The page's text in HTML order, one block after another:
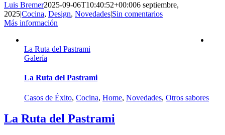
Luis Bremer2025-09-06T10:40:52+00:006 septiembre,
2025|Cocina, Design, Novedades|Sin comentarios
Más información
La Ruta del Pastrami
Galería
La Ruta del Pastrami
Casos de Éxito, Cocina, Home, Novedades, Otros sabores
La Ruta del Pastrami